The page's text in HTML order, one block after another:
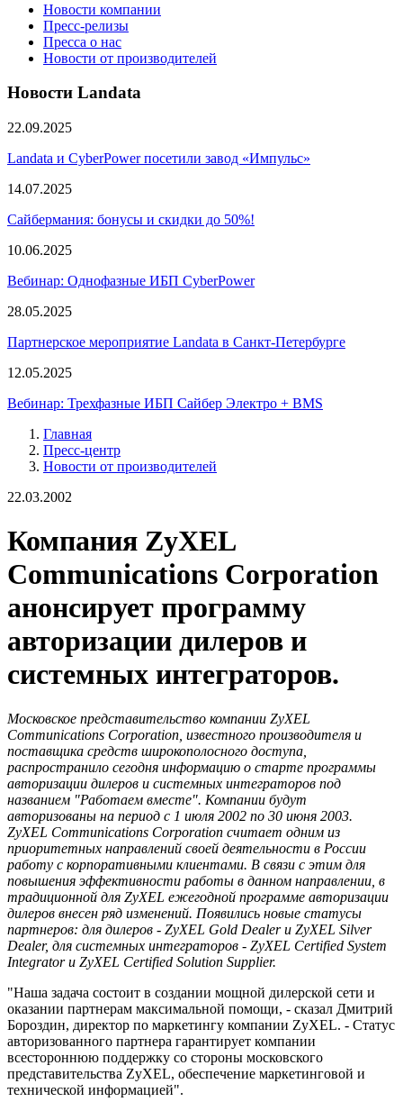
Новости компании
Пресс-релизы
Пресса о нас
Новости от производителей
Новости Landata
22.09.2025
Landata и CyberPower посетили завод «Импульс»
14.07.2025
Сайбермания: бонусы и скидки до 50%!
10.06.2025
Вебинар: Однофазные ИБП CyberPower
28.05.2025
Партнерское мероприятие Landata в Санкт-Петербурге
12.05.2025
Вебинар: Трехфазные ИБП Сайбер Электро + BMS
Главная
Пресс-центр
Новости от производителей
22.03.2002
Компания ZyXEL
Communications Corporation
анонсирует программу
авторизации дилеров и
системных интеграторов.
Московское представительство компании ZyXEL
Communications Corporation, известного производителя и
поставщика средств широкополосного доступа,
распространило сегодня информацию о старте программы
авторизации дилеров и системных интеграторов под
названием "Работаем вместе". Компании будут
авторизованы на период с 1 июля 2002 по 30 июня 2003.
ZyXEL Communications Corporation считает одним из
приоритетных направлений своей деятельности в России
работу с корпоративными клиентами. В связи с этим для
повышения эффективности работы в данном направлении, в
традиционной для ZyXEL ежегодной программе авторизации
дилеров внесен ряд изменений. Появились новые статусы
партнеров: для дилеров - ZyXEL Gold Dealer и ZyXEL Silver
Dealer, для системных интеграторов - ZyXEL Certified System
Integrator и ZyXEL Certified Solution Supplier.
"Наша задача состоит в создании мощной дилерской сети и
оказании партнерам максимальной помощи, - сказал Дмитрий
Бороздин, директор по маркетингу компании ZyXEL. - Статус
авторизованного партнера гарантирует компании
всестороннюю поддержку со стороны московского
представительства ZyXEL, обеспечение маркетинговой и
технической информацией".